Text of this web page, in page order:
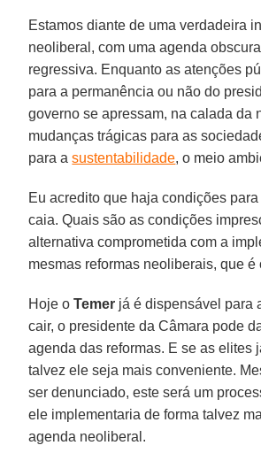
Estamos diante de uma verdadeira
neoliberal, com uma agenda
regressiva. Enquanto as atenções
para a permanência ou não do
governo se apressam, na calada da
mudanças trágicas para as
para asustentabilidade, o meio
Eu acredito que haja condições
caia. Quais são as condições
alternativa comprometida com a
mesmas reformas neoliberais, que é
Hoje oTemer já é dispensável para
cair, o presidente da Câmara pode
agenda das reformas. E se as elites
talvez ele seja mais conveniente.
ser denunciado, este será um
ele implementaria de forma talvez
agenda neoliberal.